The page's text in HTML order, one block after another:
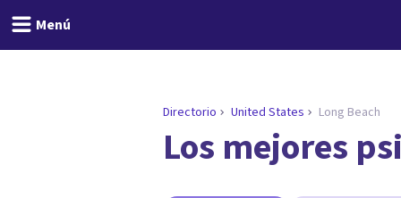
Menú
ENCONTRAR MI TERAPEUTA
¿Necesitas ayuda
Directorio United States Long Beach
Los mejores